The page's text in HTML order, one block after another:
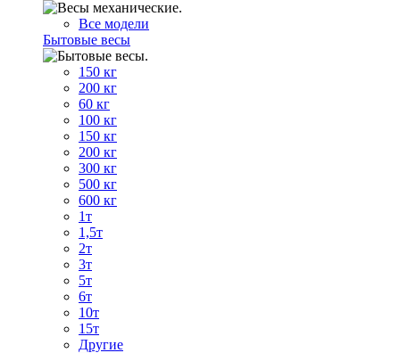
Все модели
Бытовые весы
150 кг
200 кг
60 кг
100 кг
150 кг
200 кг
300 кг
500 кг
600 кг
1т
1,5т
2т
3т
5т
6т
10т
15т
Другие